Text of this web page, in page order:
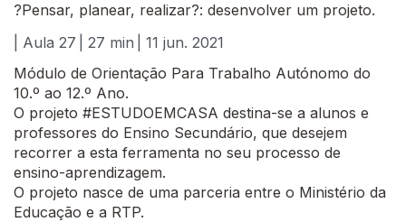
?Pensar, planear, realizar?: desenvolver um projeto.
| Aula 27
| 27 min
| 11 jun. 2021
Módulo de Orientação Para Trabalho Autónomo do
10.º ao 12.º Ano.
O projeto #ESTUDOEMCASA destina-se a alunos e
professores do Ensino Secundário, que desejem
recorrer a esta ferramenta no seu processo de
ensino-aprendizagem.
O projeto nasce de uma parceria entre o Ministério da
Educação e a RTP.